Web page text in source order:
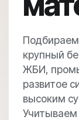
крупный
ЖБИ,
развитое
высоким
Учитываем